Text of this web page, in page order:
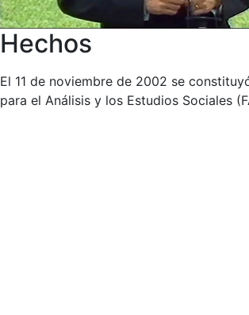
Hechos
El 11 de noviembre de 2002 se
para el Análisis y los Estudios Sociales